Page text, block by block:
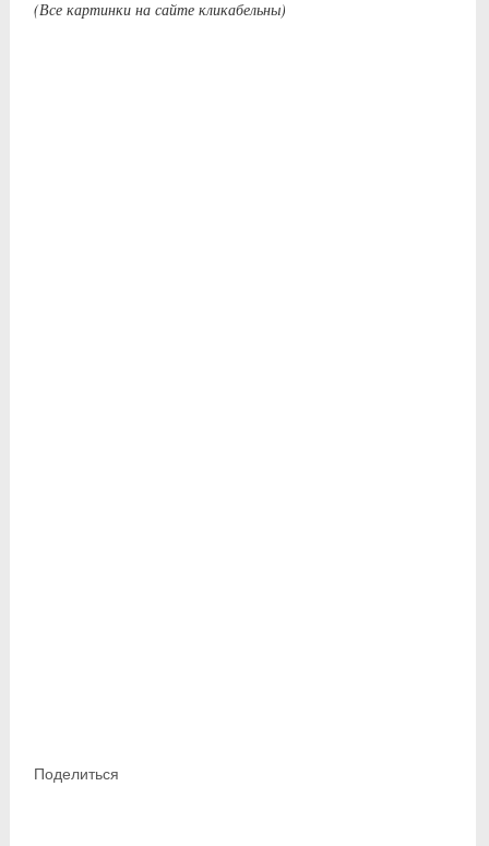
(Все картинки на сайте кликабельны)
Поделиться